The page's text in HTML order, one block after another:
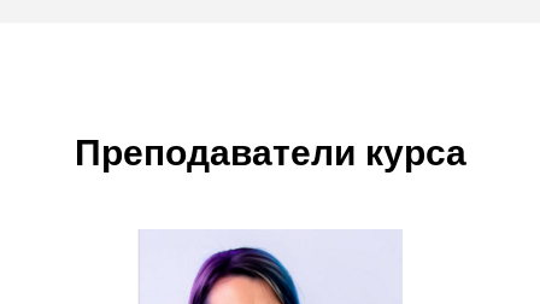
Преподаватели курса